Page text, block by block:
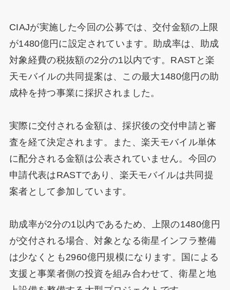
CIAJが実施した今回の公募では、交付金額の上限
が1480億円に設定されています。助成率は、助成
対象経費の税抜額の2分の1以内です。RASTと楽
天モバイルの共同提案は、この最大1480億円の助
成枠を持つ事業に採択されました。
実際に交付される金額は、採択後の交付申請と審
査を経て決定されます。また、楽天モバイル単体
に配分される金額は公表されていません。今回の
申請代表はRASTであり、楽天モバイルは共同提
案者として参加しています。
助成率が2分の1以内であるため、上限の1480億円
が交付される場合、対象となる衛星インフラ整備
は少なくとも2960億円規模になります。国による
支援と事業者側の投資を組み合わせて、衛星と地